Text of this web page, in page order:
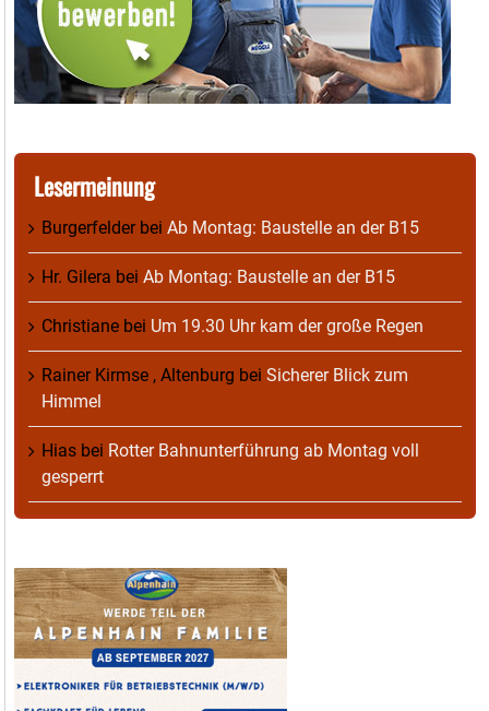
Lesermeinung
Burgerfelderbei Ab Montag: Baustelle an der B15
Hr. Gilera bei Ab Montag: Baustelle an der B15
Christiane bei Um 19.30 Uhr kam der große Regen
Rainer Kirmse , Altenburg bei Sicherer Blick zum
Himmel
Hias bei Rotter Bahnunterführung ab Montag voll
gesperrt